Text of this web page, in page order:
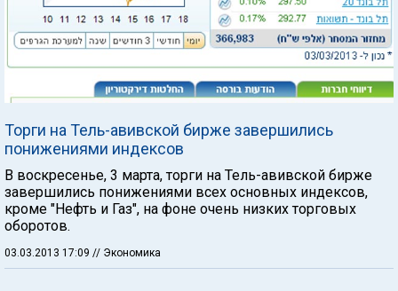
Торги на Тель-авивской бирже завершились
понижениями индексов
В воскресенье, 3 марта, торги на Тель-авивской бирже
завершились понижениями всех основных индексов,
кроме "Нефть и Газ", на фоне очень низких торговых
оборотов.
03.03.2013 17:09 // Экономика